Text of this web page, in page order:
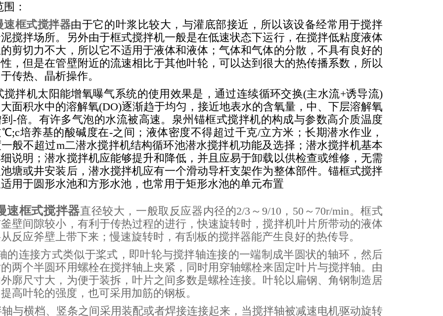
：
速框式搅拌器由于它的叶浆比较大，与灌底部接近，所以该设备经常用于搅拌
搅拌场所。另外由于框式搅拌机一般是在低速状态下运行，在搅拌低粘度液体
剪切力不大，所以它不适用于液体和液体；气体和气体的分散，不具有良好的
，但是在管壁附近的流速相比于其他叶轮，可以达到很大的热传播系数，所以
传热、晶析操作。
搅拌机太阳能增氧曝气系统的使用效果是，通过连续循环交换(主水流+诱导流)
面积水中的溶解氧(DO)逐渐趋于均匀，接近地表水的含氧量，中、下层溶解氧
-倍。有许多气泡的水流被高速。泉州锚框式搅拌机的构成与参数高介质温度
培养基的酸碱度在-之间；液体密度不得超过千克/立方米；长期潜水作业，
般不超过m二潜水搅拌机结构循环池潜水搅拌机功能及选择；潜水搅拌机基本
说明；潜水搅拌机应能够提升和降低，并且应易于卸载以供检查或维修，无需
塘或井安装后，潜水搅拌机应有一个滑动导杆支架作为整体部件。锚框式搅拌
用于圆形水池和方形水池，也常用于矩形水池的单元布置
速框式搅拌器直径较大，一般取反应器内径的2/3～9/10，50～70r/min。框式
壁间隙较小，有利于传热过程的进行，快速旋转时，搅拌机叶片所带动的液体
反应斧壁上带下来；慢速旋转时，有刮板的搅拌器能产生良好的热传导。
的连接方式类似于桨式，即叶轮与搅拌轴连接的一端制成半圆状的轴环，然后
两个半圆环用螺栓在搅拌轴上夹紧，同时用穿轴螺栓来固定叶片与搅拌轴。由
廓尺寸大，为便于装拆，叶片之间多数是螺栓连接。叶轮以扁钢、角钢制造居
高叶轮的强度，也可采用加筋的钢板。
与横档、竖条之间采用装配或者焊接连接起来，当搅拌轴被减速电机驱动旋转